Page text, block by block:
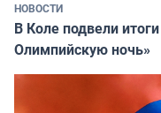
НОВОСТИ
В Коле подвели
Олимпийскую ночь»